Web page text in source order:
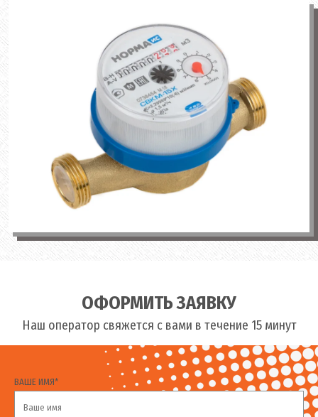
ОФОРМИТЬ ЗАЯВКУ
Наш оператор свяжется с вами в течение 15 минут
ВАШЕ ИМЯ*